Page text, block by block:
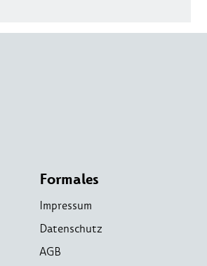
Formales
Impressum
Datenschutz
AGB